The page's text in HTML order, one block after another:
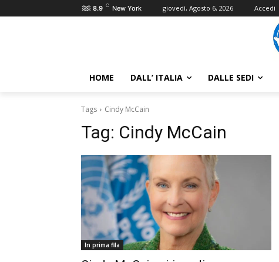
8.9 C New York giovedì, Agosto 6, 2026 Accedi
HOME DALL’ ITALIA DALLE SEDI
Tags Cindy McCain
Tag: Cindy McCain
In prima fila